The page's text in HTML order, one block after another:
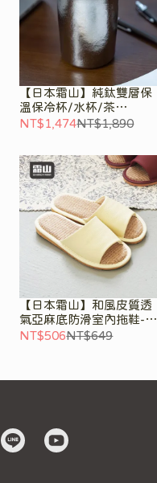
【日本霜山】純鈦雙層保
溫保冷杯/水杯/茶
杯-305ml
NT$1,474NT$1,890
【日本霜山】和風皮質透
氣亞麻底防滑室內拖鞋-多
款可選
NT$506NT$649